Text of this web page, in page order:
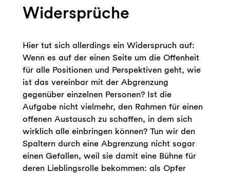
Widersprüche
Hier tut sich allerdings ein Widerspruch auf:
Wenn es auf der einen Seite um die Offenheit
für alle Positionen und Perspektiven geht, wie
ist das vereinbar mit der Abgrenzung
gegenüber einzelnen Personen? Ist die
Aufgabe nicht vielmehr, den Rahmen für einen
offenen Austausch zu schaffen, in dem sich
wirklich alle einbringen können? Tun wir den
Spaltern durch eine Abgrenzung nicht sogar
einen Gefallen, weil sie damit eine Bühne für
deren Lieblingsrolle bekommen: als Opfer